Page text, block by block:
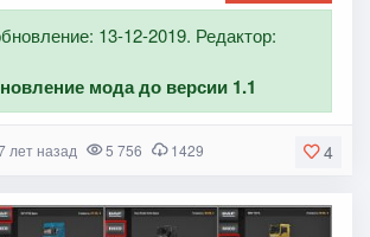
13-12-2019. Редактор:
мода до версии 1.1
4
лет назад 5 756 1429